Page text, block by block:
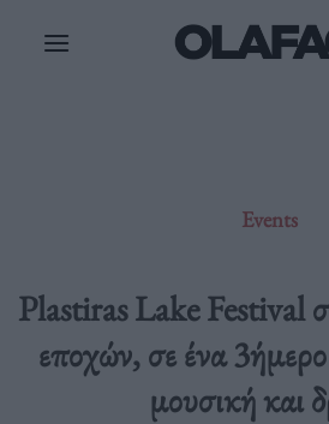
Events
Plastiras Lake Festival
εποχών, σε ένα
μουσική και